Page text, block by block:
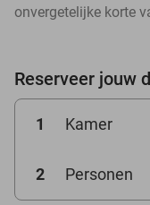
onvergetelijke korte
Reserveer jouw
1 Kamer
2 Personen